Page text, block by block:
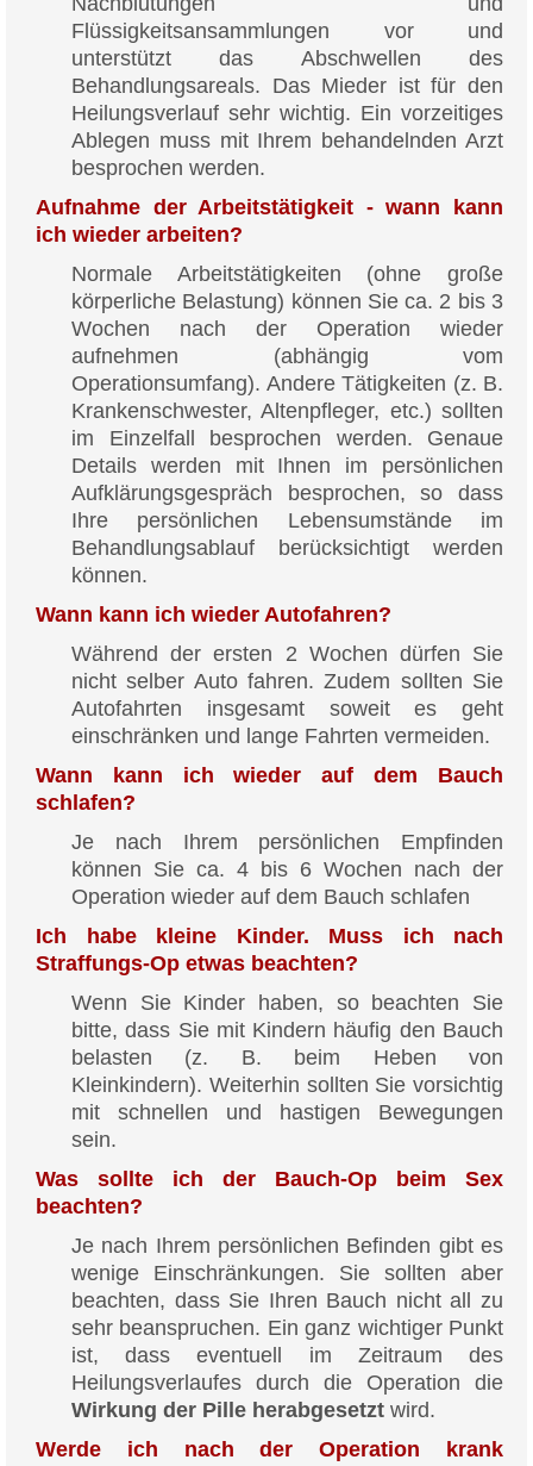
Flüssigkeitsansammlungen vor und
unterstützt das Abschwellen des
Behandlungsareals. Das Mieder ist für den
Heilungsverlauf sehr wichtig. Ein vorzeitiges
Ablegen muss mit Ihrem behandelnden Arzt
besprochen werden.
Aufnahme der Arbeitstätigkeit - wann kann
ich wieder arbeiten?
Normale Arbeitstätigkeiten (ohne große
körperliche Belastung) können Sie ca. 2 bis 3
Wochen nach der Operation wieder
aufnehmen (abhängig vom
Operationsumfang). Andere Tätigkeiten (z. B.
Krankenschwester, Altenpfleger, etc.) sollten
im Einzelfall besprochen werden. Genaue
Details werden mit Ihnen im persönlichen
Aufklärungsgespräch besprochen, so dass
Ihre persönlichen Lebensumstände im
Behandlungsablauf berücksichtigt werden
können.
Wann kann ich wieder Autofahren?
Während der ersten 2 Wochen dürfen Sie
nicht selber Auto fahren. Zudem sollten Sie
Autofahrten insgesamt soweit es geht
einschränken und lange Fahrten vermeiden.
Wann kann ich wieder auf dem Bauch
schlafen?
Je nach Ihrem persönlichen Empfinden
können Sie ca. 4 bis 6 Wochen nach der
Operation wieder auf dem Bauch schlafen
Ich habe kleine Kinder. Muss ich nach
Straffungs-Op etwas beachten?
Wenn Sie Kinder haben, so beachten Sie
bitte, dass Sie mit Kindern häufig den Bauch
belasten (z. B. beim Heben von
Kleinkindern). Weiterhin sollten Sie vorsichtig
mit schnellen und hastigen Bewegungen
sein.
Was sollte ich der Bauch-Op beim Sex
beachten?
Je nach Ihrem persönlichen Befinden gibt es
wenige Einschränkungen. Sie sollten aber
beachten, dass Sie Ihren Bauch nicht all zu
sehr beanspruchen. Ein ganz wichtiger Punkt
ist, dass eventuell im Zeitraum des
Heilungsverlaufes durch die Operation die
Wirkung der Pille herabgesetzt wird.
Werde ich nach der Operation krank